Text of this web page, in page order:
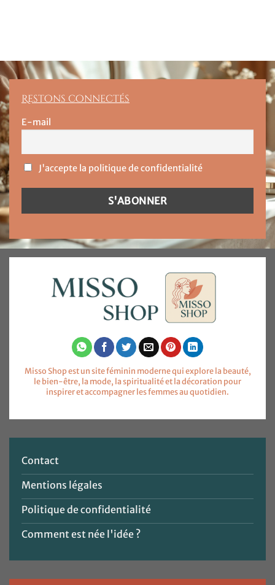
Restons connectés
E-mail
J'accepte la politique de confidentialité
Misso Shop est un site féminin moderne qui explore la beauté,
le bien-être, la mode, la spiritualité et la décoration pour
inspirer et accompagner les femmes au quotidien.
Contact
Mentions légales
Politique de confidentialité
Comment est née l'idée ?